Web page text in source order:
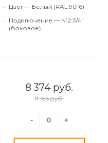
•
Цвет — Белый (RAL 9016)
•
Подключение — N12 3/4''
(боковое)
8 374 руб.
11 166 руб.
- +